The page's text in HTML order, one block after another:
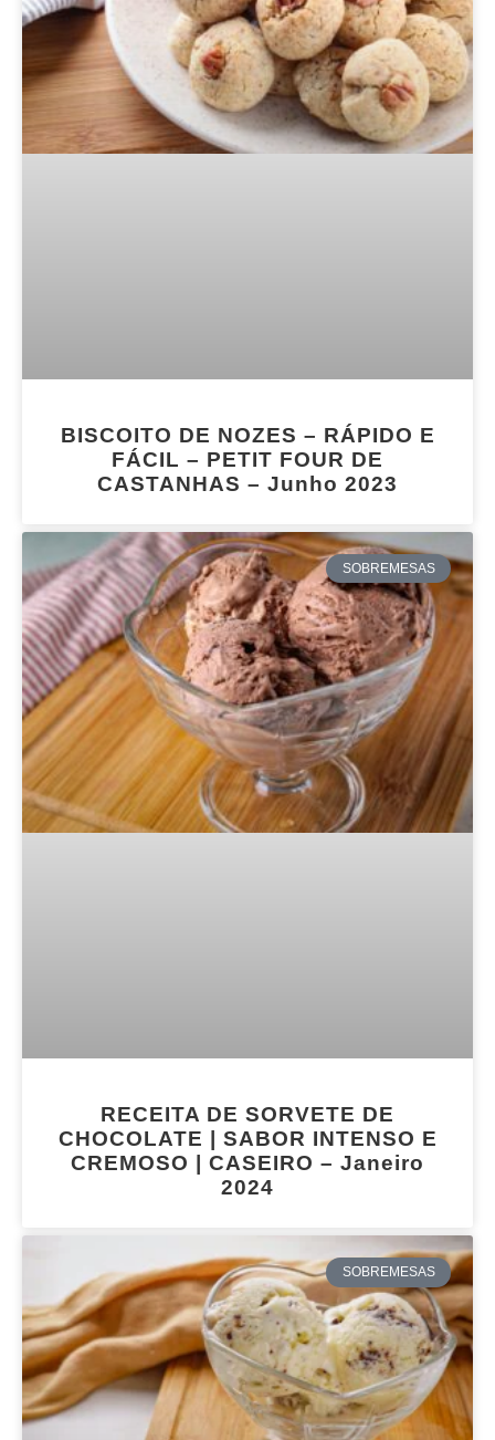
BISCOITO DE NOZES – RÁPIDO E
FÁCIL – PETIT FOUR DE
CASTANHAS – Junho 2023
SOBREMESAS
RECEITA DE SORVETE DE
CHOCOLATE | SABOR INTENSO E
CREMOSO | CASEIRO – Janeiro
2024
SOBREMESAS